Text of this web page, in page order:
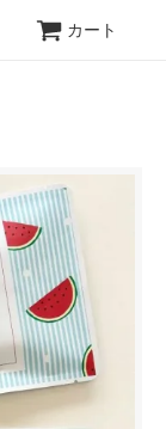
カート